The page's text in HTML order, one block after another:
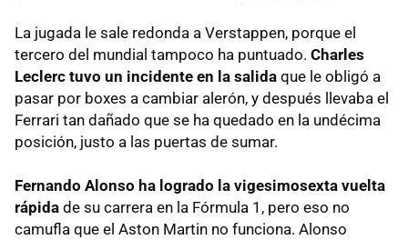
La jugada le sale redonda a Verstappen, porque el
tercero del mundial tampoco ha puntuado. Charles
Leclerc tuvo un incidente en la salida que le obligó a
pasar por boxes a cambiar alerón, y después llevaba el
Ferrari tan dañado que se ha quedado en la undécima
posición, justo a las puertas de sumar.
Fernando Alonso ha logrado la vigesimosexta vuelta
rápida de su carrera en la Fórmula 1, pero eso no
camufla que el Aston Martin no funciona. Alonso